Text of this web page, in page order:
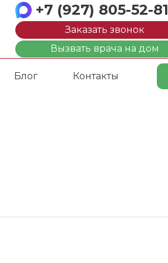
+7 (927) 805-52-81
Заказать звонок
Вызвать врача на дом
Блог Контакты